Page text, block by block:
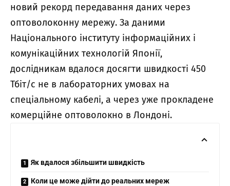
новий рекорд передавання даних через
оптоволоконну мережу. За даними
Національного інституту інформаційних і
комунікаційних технологій Японії,
дослідникам вдалося досягти швидкості 450
Тбіт/с не в лабораторних умовах на
спеціальному кабелі, а через уже прокладене
комерційне оптоволокно в Лондоні.
Як вдалося збільшити швидкість
Коли це може дійти до реальних мереж